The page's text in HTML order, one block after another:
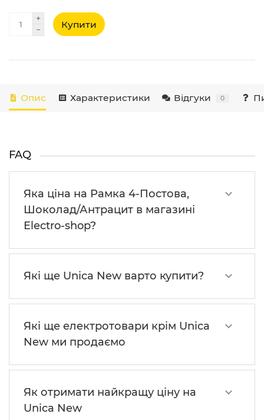
Купити
Опис Характеристики Відгуки 0
FAQ
Яка ціна на Рамка 4-Постова,
Шоколад/Антрацит в магазині
Electro-shop?
Які ще Unica New варто купити?
Які ще електротовари крім Unica
New ми продаємо
Як отримати найкращу ціну на
Unica New